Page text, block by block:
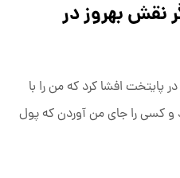
نقش بهروز در
پایتخت افشا کرد که من را با
و کسی را جای من آوردن که پول